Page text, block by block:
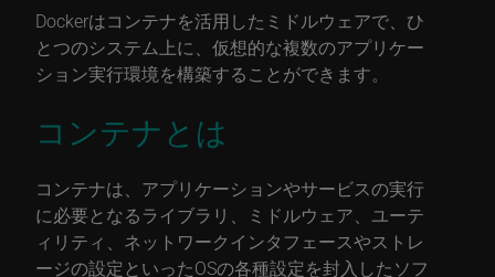
Dockerはコンテナを活用したミドルウェアで、ひ
とつのシステム上に、仮想的な複数のアプリケー
ション実行環境を構築することができます。
コンテナとは
コンテナは、アプリケーションやサービスの実行
に必要となるライブラリ、ミドルウェア、ユーテ
ィリティ、ネットワークインタフェースやストレ
ージの設定といったOSの各種設定を封入したソフ